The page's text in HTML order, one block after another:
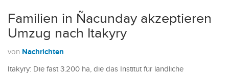
Familien in Ñacunday akzeptieren
Umzug nach Itakyry
von Nachrichten
Itakyry: Die fast 3.200 ha, die das Institut für ländliche